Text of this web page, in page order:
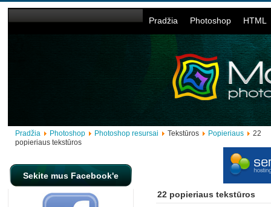
Pradžia Photoshop HTML
Pradžia Photoshop Photoshop resursai Tekstūros Popieriaus
22
popieriaus tekstūros
Sekite mus Facebook'e
22 popieriaus tekstūros